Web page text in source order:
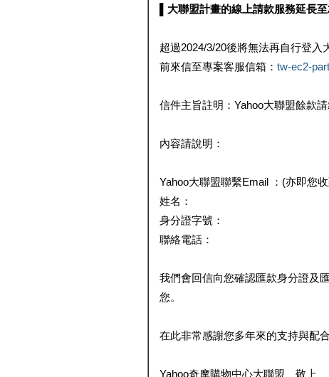
▌大聯盟計畫的線上請款服務延長至
超過2024/3/20後將無法再自行登入
前來信至專案客服信箱： tw-ec2-
信件主旨註明：Yahoo大聯盟餘款
內容請說明：
Yahoo大聯盟聯繫Email ：(亦即您
姓名：
身分證字號：
聯絡電話：
我們會回信向您確認匯款身分證及
您。
在此非常感謝您多年來的支持與配合
Yahoo奇摩購物中心大聯盟 敬上